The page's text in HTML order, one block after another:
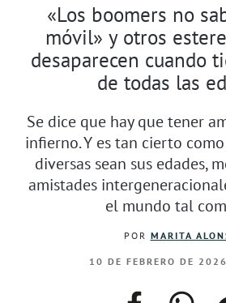
«Los boomers no
móvil» y otros
desaparecen cuando
de todas las
Se dice que hay que tener
infierno. Y es tan cierto
diversas sean sus edades,
amistades
el mundo tal
POR MARITA
10 DE FEBRERO DE
facebook